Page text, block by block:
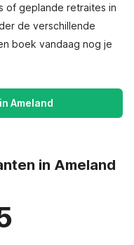
of geplande retraites in
de verschillende
boek vandaag nog je
Ameland
in Ameland